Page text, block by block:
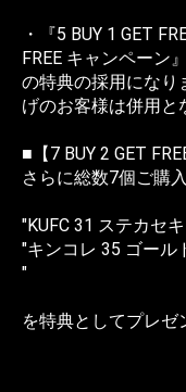
・『5 BUY 1 GET
FREE キャンペーン
の特典の採用になり
げのお客様は併用と
■【7 BUY 2 GET
さらに総数7個ご購
"KUFC 31 ステカセ
"キンコレ 35 ゴール
"
を特典としてプレゼ